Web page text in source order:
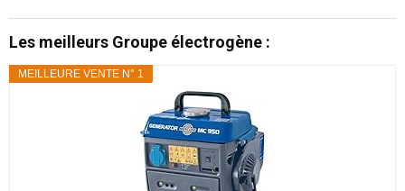
Les meilleurs Groupe électrogène :
MEILLEURE VENTE N° 1